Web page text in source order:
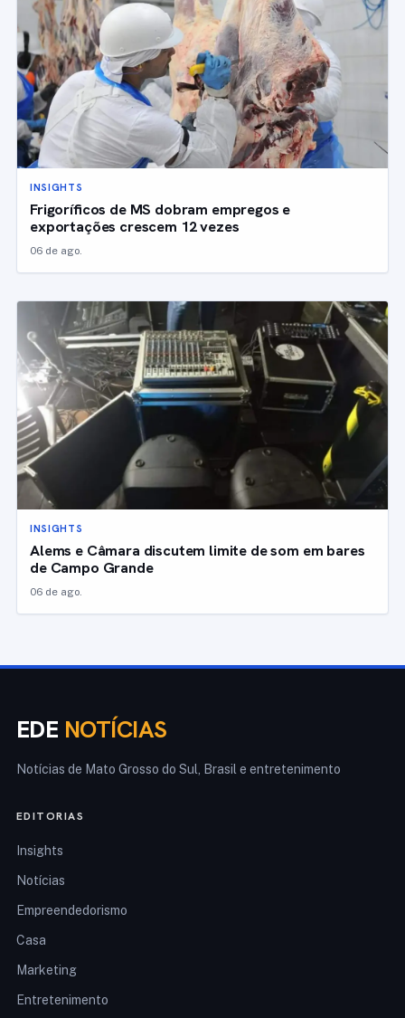
INSIGHTS
Frigoríficos de MS dobram empregos e
exportações crescem 12 vezes
06 de ago.
INSIGHTS
Alems e Câmara discutem limite de som em bares
de Campo Grande
06 de ago.
EDE NOTÍCIAS
Notícias de Mato Grosso do Sul, Brasil e entretenimento
EDITORIAS
Insights
Notícias
Empreendedorismo
Casa
Marketing
Entretenimento